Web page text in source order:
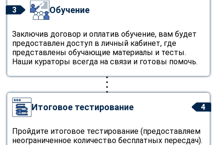
3 Обучение
Заключив договор и оплатив обучение, вам будет
предоставлен доступ в личный кабинет, где
представлены обучающие материалы и тесты.
Наши кураторы всегда на связи и готовы помочь.
4
Итоговое тестирование
Пройдите итоговое тестирование (предоставляем
неограниченное количество бесплатных пересдач).